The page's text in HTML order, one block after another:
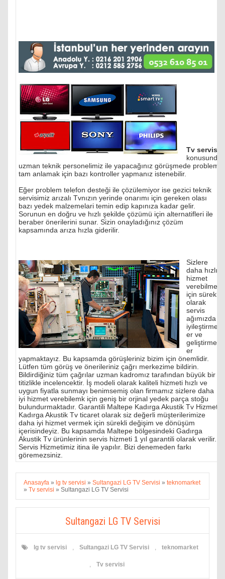
Tv servisi
konusunda
uzman teknik personelimiz ile yapacağınız görüşmede problemi
tam anlamak için bazı kontroller yapmanız istenebilir.
Eğer problem telefon desteği ile çözülemiyor ise gezici teknik
servisimiz arızalı Tvnızın yerinde onarımı için gereken olası
bazı yedek malzemelari temin edip kapınıza kadar gelir.
Sorunun en doğru ve hızlı şekilde çözümü için alternatifleri ile
beraber önerilerini sunar. Sizin onayladığınız çözüm
kapsamında arıza hızla giderilir.
Sizlere
daha hızlı
hizmet
verebilmek
için sürekli
olarak
servis
ağımızda
iyileştirmel
er ve
geliştirmel
er
yapmaktayız. Bu kapsamda görüşleriniz bizim için önemlidir.
Lütfen tüm görüş ve önerileriniz çağrı merkezime bildirin.
Bildirdiğiniz tüm çağrılar uzman kadromız tarafından büyük bir
titizlikle incelencektir. İş modeli olarak kaliteli hizmeti hızlı ve
uygun fiyatla sunmayı benimsemiş olan firmamız sizlere daha
iyi hizmet verebilemk için geniş bir orjinal yedek parça stoğu
bulundurmaktadır. Garantili Maltepe Kadırga Akustik Tv Hizmeti
Kadırga Akustik Tv ticaret olarak siz değerli müşterilerimize
daha iyi hizmet vermek için sürekli değişim ve dönüşüm
içerisindeyiz. Bu kapsamda Maltepe bölgesindeki Gadırga
Akustik Tv ürünlerinin servis hizmeti 1 yıl garantili olarak verilir.
Servis Hizmetimiz itina ile yapılır. Bizi denemeden farkı
göremezsiniz.
Anasayfa » lg tv servisi » Sultangazi LG TV Servisi » teknomarket
» Tv servisi » Sultangazi LG TV Servisi
Sultangazi LG TV Servisi
lg tv servisi Sultangazi LG TV Servisi teknomarket
Tv servisi